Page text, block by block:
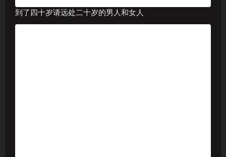
到了四十岁请远处二十岁的男人和女人